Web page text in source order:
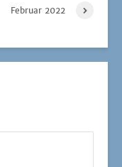
Februar 2022